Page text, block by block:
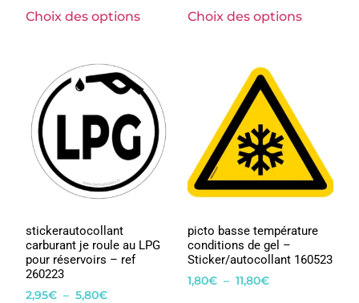
Choix des options Choix des options
stickerautocollant
carburant je roule au LPG
pour réservoirs – ref
260223
2,95€ – 5,80€
picto basse température
conditions de gel –
Sticker/autocollant 160523
1,80€ – 11,80€